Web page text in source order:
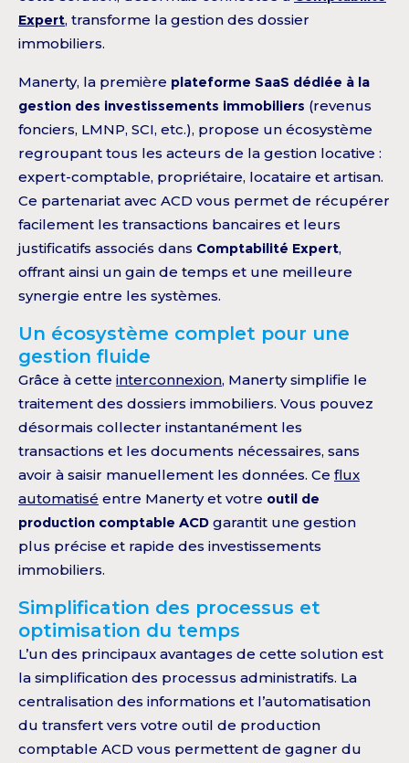
Expert, transforme la gestion des dossier
immobiliers.
Manerty, la première plateforme SaaS dédiée à la
gestion des investissements immobiliers (revenus
fonciers, LMNP, SCI, etc.), propose un écosystème
regroupant tous les acteurs de la gestion locative :
expert-comptable, propriétaire, locataire et artisan.
Ce partenariat avec ACD vous permet de récupérer
facilement les transactions bancaires et leurs
justificatifs associés dans Comptabilité Expert,
offrant ainsi un gain de temps et une meilleure
synergie entre les systèmes.
Un écosystème complet pour une
gestion fluide
Grâce à cette interconnexion, Manerty simplifie le
traitement des dossiers immobiliers. Vous pouvez
désormais collecter instantanément les
transactions et les documents nécessaires, sans
avoir à saisir manuellement les données. Ce flux
automatisé entre Manerty et votre outil de
production comptable ACD garantit une gestion
plus précise et rapide des investissements
immobiliers.
Simplification des processus et
optimisation du temps
L’un des principaux avantages de cette solution est
la simplification des processus administratifs. La
centralisation des informations et l’automatisation
du transfert vers votre outil de production
comptable ACD vous permettent de gagner du